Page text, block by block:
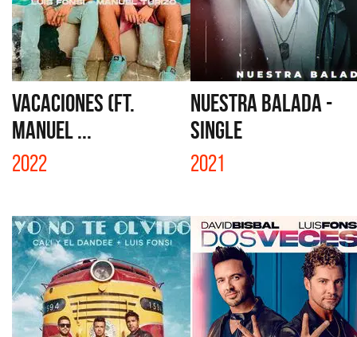
VACACIONES (FT.
MANUEL ...
2022
NUESTRA BALADA -
SINGLE
2021